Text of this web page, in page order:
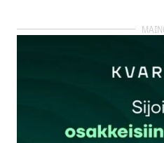
rekisteröityä